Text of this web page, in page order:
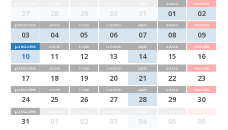
27 28 29 30 31
sobota
01
niedziela
02
poniedziałek
03
wtorek
04
środa
05
czwartek
06
piątek
07
sobota
08
niedziela
09
poniedziałek
10
wtorek
11
środa
12
czwartek
13
piątek
14
sobota
15
niedziela
16
poniedziałek
17
wtorek
18
środa
19
czwartek
20
piątek
21
sobota
22
niedziela
23
poniedziałek
24
wtorek
25
środa
26
czwartek
27
piątek
28
sobota
29
niedziela
30
poniedziałek
31 01 02 03 04 05 06